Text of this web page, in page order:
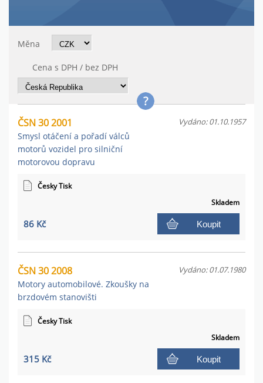
Měna
Cena s DPH / bez DPH
ČSN 30 2001
Smysl otáčení a pořadí válců
motorů vozidel pro silniční
motorovou dopravu
Vydáno: 01.10.1957
Česky Tisk
Skladem
86 Kč Koupit
ČSN 30 2008
Motory automobilové. Zkoušky na
brzdovém stanovišti
Vydáno: 01.07.1980
Česky Tisk
Skladem
315 Kč Koupit